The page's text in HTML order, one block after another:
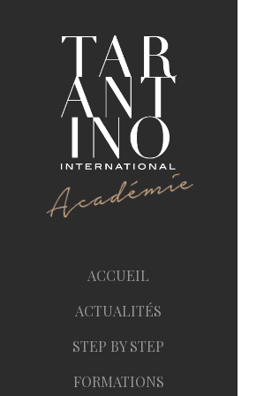
ACCUEIL
ACTUALITÉS
STEP BY STEP
FORMATIONS